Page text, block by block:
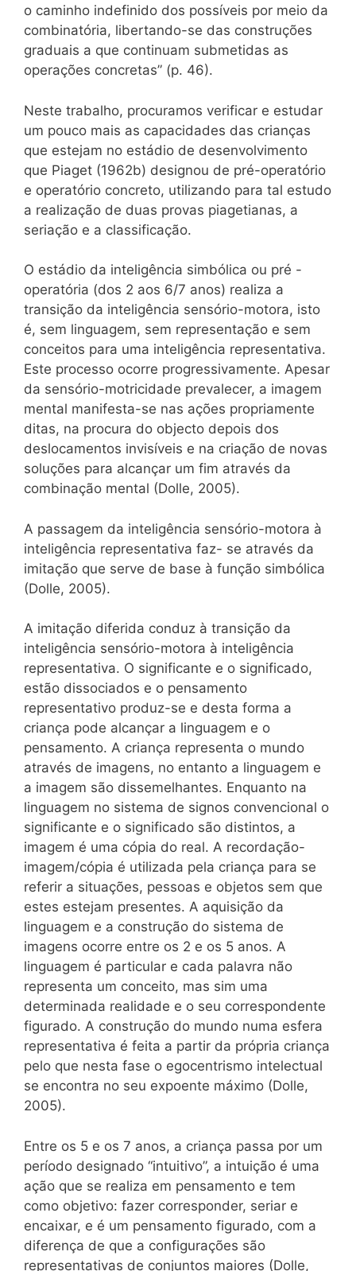
o caminho indefinido dos possíveis por meio da
combinatória, libertando-se das construções
graduais a que continuam submetidas as
operações concretas” (p. 46).
Neste trabalho, procuramos verificar e estudar
um pouco mais as capacidades das crianças
que estejam no estádio de desenvolvimento
que Piaget (1962b) designou de pré-operatório
e operatório concreto, utilizando para tal estudo
a realização de duas provas piagetianas, a
seriação e a classificação.
O estádio da inteligência simbólica ou pré -
operatória (dos 2 aos 6/7 anos) realiza a
transição da inteligência sensório-motora, isto
é, sem linguagem, sem representação e sem
conceitos para uma inteligência representativa.
Este processo ocorre progressivamente. Apesar
da sensório-motricidade prevalecer, a imagem
mental manifesta-se nas ações propriamente
ditas, na procura do objecto depois dos
deslocamentos invisíveis e na criação de novas
soluções para alcançar um fim através da
combinação mental (Dolle, 2005).
A passagem da inteligência sensório-motora à
inteligência representativa faz- se através da
imitação que serve de base à função simbólica
(Dolle, 2005).
A imitação diferida conduz à transição da
inteligência sensório-motora à inteligência
representativa. O significante e o significado,
estão dissociados e o pensamento
representativo produz-se e desta forma a
criança pode alcançar a linguagem e o
pensamento. A criança representa o mundo
através de imagens, no entanto a linguagem e
a imagem são dissemelhantes. Enquanto na
linguagem no sistema de signos convencional o
significante e o significado são distintos, a
imagem é uma cópia do real. A recordação-
imagem/cópia é utilizada pela criança para se
referir a situações, pessoas e objetos sem que
estes estejam presentes. A aquisição da
linguagem e a construção do sistema de
imagens ocorre entre os 2 e os 5 anos. A
linguagem é particular e cada palavra não
representa um conceito, mas sim uma
determinada realidade e o seu correspondente
figurado. A construção do mundo numa esfera
representativa é feita a partir da própria criança
pelo que nesta fase o egocentrismo intelectual
se encontra no seu expoente máximo (Dolle,
2005).
Entre os 5 e os 7 anos, a criança passa por um
período designado “intuitivo”, a intuição é uma
ação que se realiza em pensamento e tem
como objetivo: fazer corresponder, seriar e
encaixar, e é um pensamento figurado, com a
diferença de que a configurações são
representativas de conjuntos maiores (Dolle,